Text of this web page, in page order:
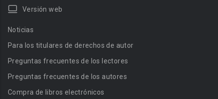
Versión web
Noticias
Para los titulares de derechos de autor
Preguntas frecuentes de los lectores
Preguntas frecuentes de los autores
Compra de libros electrónicos